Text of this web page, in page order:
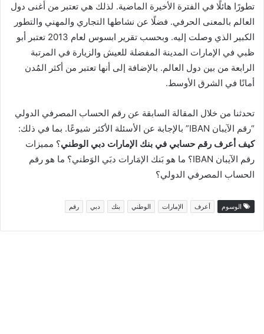
تطورًا هائلًا في الفترة الأخيرة الماضية. لذلك هي تعتبر من أغنى دول
العالم بالمعنى الحرفي. فضلًا عن نشاطها التجاري والمهني والتطور
الكبير الذي وصلت إليه. وبحسب تقرير ابسوس لعام 2013 تعتبر أبو
ظبي في الإمارات المدينة المفضلة للعيش والزيارة في المرتبة
الرابعة من بين دول العالم. بالإضافة إلى أنها تعتبر من أكثر المُدن
أمانًا في الشرق الأوسط.
تحدثنا من خلال المقالة السابقة عن رقم الحساب المصرفي الدولي
“رقم الآيبان IBAN” بالإجابة عن الأسئلة الأكثر شيوعًا. بما في ذلك:
كيف أعرف رقم حسابي في بنك الإمارات دبي الوطني؟ مميزات
رقم الآيبان IBAN؟ ما هو بَنك الإمَارات دبَي الوَطني؟ ما هو رقم
الحساب المصرفي الدولي؟
الوسوم أعرف الإمارات الوطني بنك دبي رقم